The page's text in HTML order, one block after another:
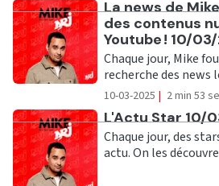
Ecouter
La news de
des contenus
Youtube ! 10/
Chaque jour, Mike
recherche des news
10-03-2025 | 2 min 53
Ecouter
L'Actu Star 10/
Chaque jour, des
actu. On les